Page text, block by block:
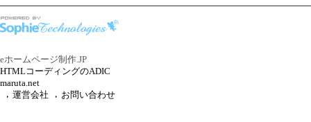
eホームページ制作.JP
HTMLコーディングのADIC
maruta.net
運営会社
お問い合わせ